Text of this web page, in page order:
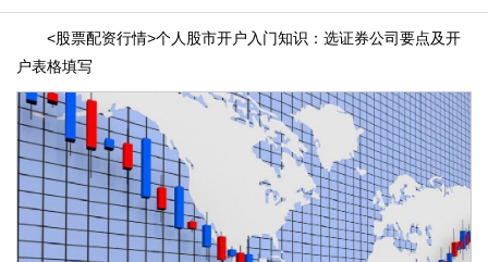
<股票配资行情>个人股市开户入门知识：选证券公司要点及开
户表格填写